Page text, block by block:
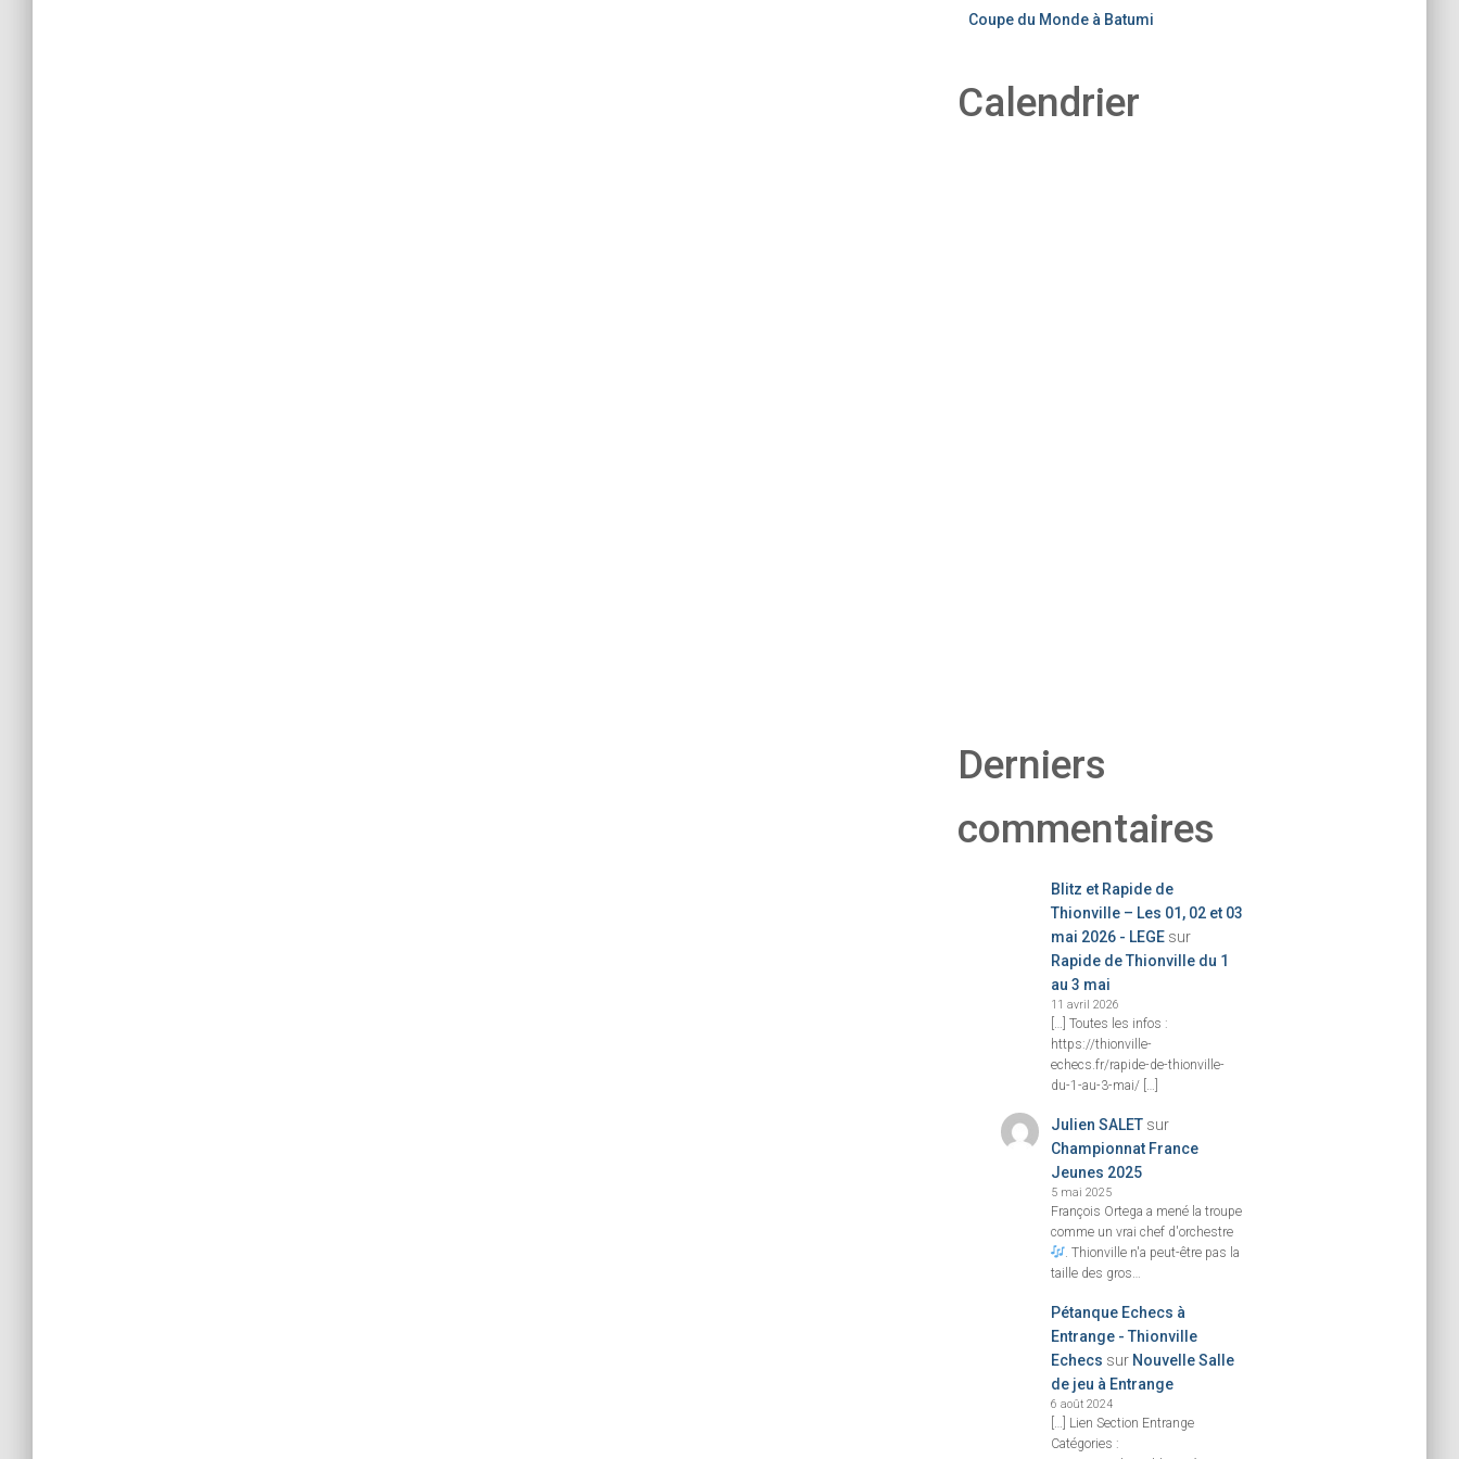
Coupe du Monde à Batumi
Calendrier
Derniers
commentaires
Blitz et Rapide de
Thionville – Les 01, 02 et 03
mai 2026 - LEGEsur
Rapide de Thionville du 1
au 3 mai
11 avril 2026
[…] Toutes les infos :
https://thionville-
echecs.fr/rapide-de-thionville-
du-1-au-3-mai/ […]
Julien SALETsur
Championnat France
Jeunes 2025
5 mai 2025
François Ortega a mené la troupe
comme un vrai chef d'orchestre
. Thionville n'a peut-être pas la
taille des gros…
Pétanque Echecs à
Entrange - Thionville
Echecs sur Nouvelle Salle
de jeu à Entrange
6 août 2024
[…] Lien Section Entrange
Catégories :